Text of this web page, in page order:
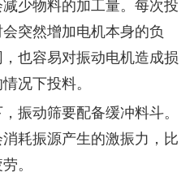
突然增加电机本身的负
也容易对振动电机造成损
况下投料。
动筛要配备缓冲料斗。
耗振源产生的激振力，比
。